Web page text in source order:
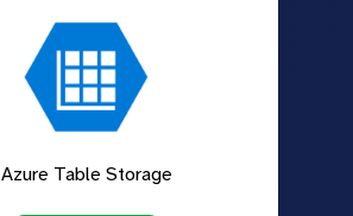
Azure Table Storage